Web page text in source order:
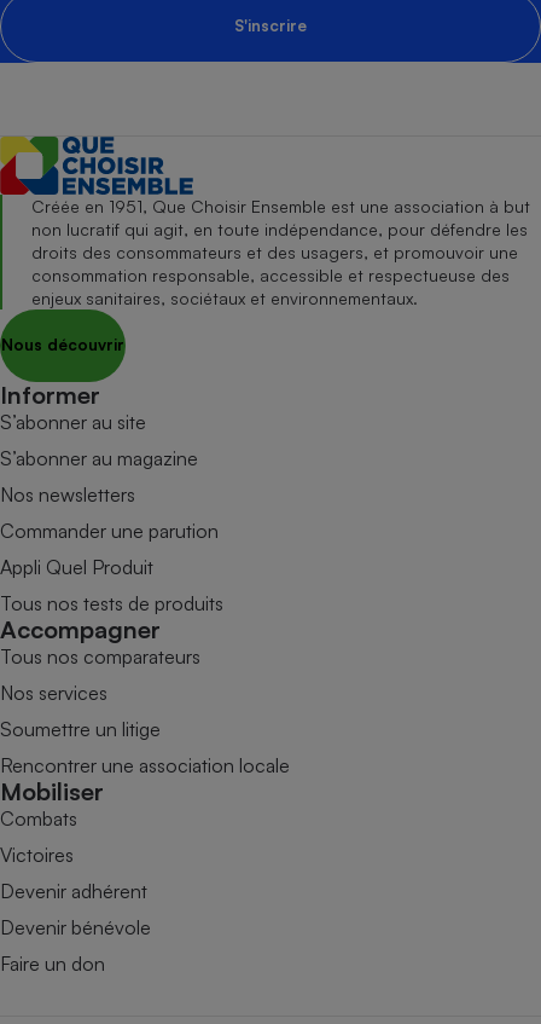
S'inscrire
Créée en 1951, Que Choisir Ensemble est une association à but
non lucratif qui agit, en toute indépendance, pour défendre les
droits des consommateurs et des usagers, et promouvoir une
consommation responsable, accessible et respectueuse des
enjeux sanitaires, sociétaux et environnementaux.
Nous découvrir
Informer
S’abonner au site
S’abonner au magazine
Nos newsletters
Commander une parution
Appli Quel Produit
Tous nos tests de produits
Accompagner
Tous nos comparateurs
Nos services
Soumettre un litige
Rencontrer une association locale
Mobiliser
Combats
Victoires
Devenir adhérent
Devenir bénévole
Faire un don